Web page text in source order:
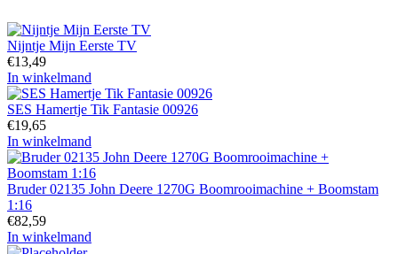
Nijntje Mijn Eerste TV
€13,49
In winkelmand
SES Hamertje Tik Fantasie 00926
€19,65
In winkelmand
Bruder 02135 John Deere 1270G Boomrooimachine + Boomstam
1:16
€82,59
In winkelmand